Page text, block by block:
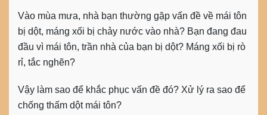
Vào mùa mưa, nhà bạn thường gặp vấn đề về mái tôn
bị dột, máng xối bị chảy nước vào nhà? Bạn đang đau
đầu vì mái tôn, trần nhà của bạn bị dột? Máng xối bị rò
rỉ, tắc nghẽn?
Vậy làm sao để khắc phục vấn đề đó? Xử lý ra sao để
chống thấm dột mái tôn?